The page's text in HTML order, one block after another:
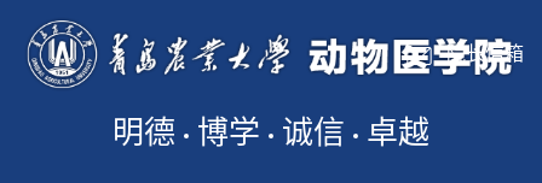
院长信箱
明德 博学 诚信 卓越